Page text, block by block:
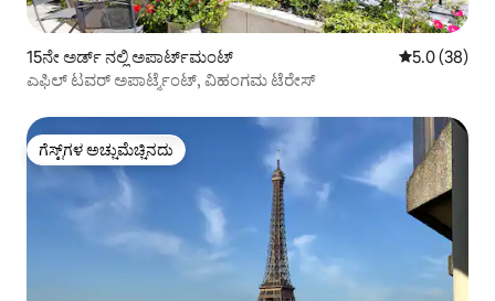
15ನೇ ಅರ್ಡ್ ನಲ್ಲಿ ಅಪಾರ್ಟ್‌ಮಂಟ್ 5 ರಲ್ಲಿ 5.0
5.0 (38)
ಎಫಿಲ್ ಟವರ್ ಅಪಾರ್ಟ್ಮೆಂಟ್, ವಿಹಂಗಮ ಟೆರೇಸ್
ಗೆಸ್ಟ್‌ಗಳ ಅಚ್ಚುಮೆಚ್ಚಿನದು
ಗೆಸ್ಟ್‌ಗಳ ಅಚ್ಚುಮೆಚ್ಚಿನದು